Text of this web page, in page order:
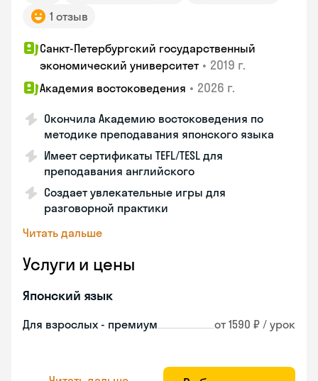
1 отзыв
Санкт-Петербургский государственный
экономический университет • 2019 г.
Академия востоковедения • 2026 г.
Окончила Академию востоковедения по
методике преподавания японского языка
Имеет сертификаты TEFL/TESL для
преподавания английского
Создает увлекательные игры для
разговорной практики
Читать дальше
Услуги и цены
Японский язык
Для взрослых - премиум от 1590 ₽ / урок